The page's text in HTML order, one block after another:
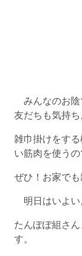
みんなのお陰
友だちも気持
雑巾掛けをす
い筋肉を使う
ぜひ！お家で
明日はいよい
たんぽぽ組さ
す。